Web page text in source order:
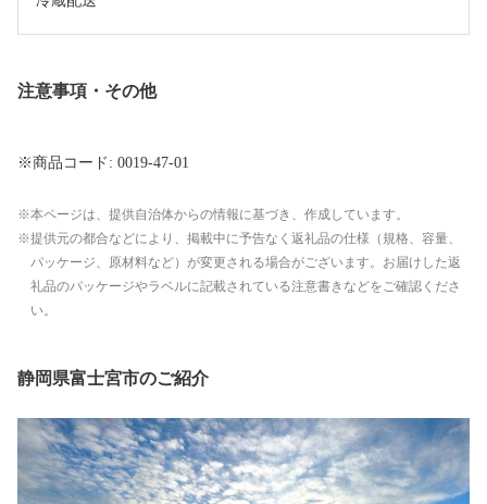
注意事項・その他
※商品コード: 0019-47-01
本ページは、提供自治体からの情報に基づき、作成しています。
提供元の都合などにより、掲載中に予告なく返礼品の仕様（規格、容量、
パッケージ、原材料など）が変更される場合がございます。お届けした返
礼品のパッケージやラベルに記載されている注意書きなどをご確認くださ
い。
静岡県富士宮市のご紹介